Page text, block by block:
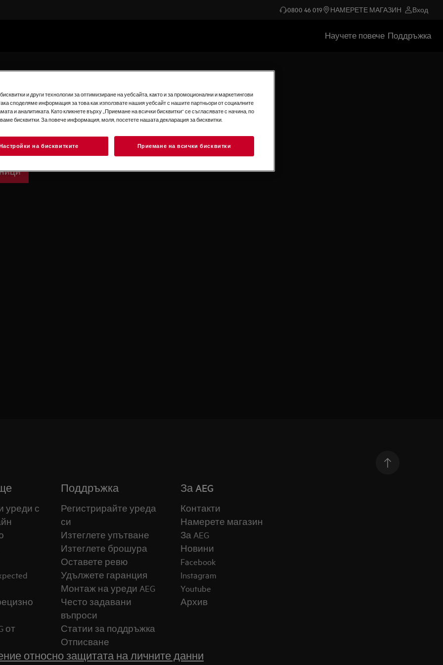
0800 46 019 НАМЕРЕТЕ МАГАЗИН Вход
Научете повече Поддръжка
с нашите
уреди с
от
Поддръжка
Регистрирайте уреда
си
Изтеглете упътване
Изтеглете брошура
Оставете ревю
Удължете гаранция
Монтаж на уреди AEG
Често задавани
въпроси
Статии за поддръжка
Отписване
За AEG
Контакти
Намерете магазин
За AEG
Новини
Facebook
Instagram
Youtube
Архив
относно защитата на личните данни
и други технологии за оптимизиране на уебсайта, както и за промоционални и маркетингови
споделяме информация за това как използвате нашия уебсайт с нашите партньори от социалните
и аналитиката. Като кликнете върху „Приемане на всички бисквитки“ се съгласявате с начина, по
бисквитки. За повече информация, моля, посетете нашата декларация за бисквитки.
на бисквитките Приемане на всички бисквитки